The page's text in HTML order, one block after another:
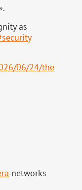
as
security
06/24/the
networks